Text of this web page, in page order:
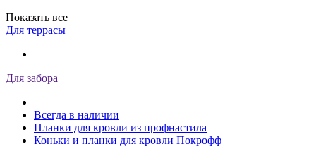
Показать все
Для террасы
Для забора
Всегда в наличии
Планки для кровли из профнастила
Коньки и планки для кровли Покрофф